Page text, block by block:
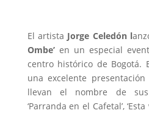
El artista Jorge Celedón l
Ombe’en un especial
centro histórico de Bogotá.
una excelente
llevan el nombre de sus
‘Parranda en el Cafetal’, ‘Esta